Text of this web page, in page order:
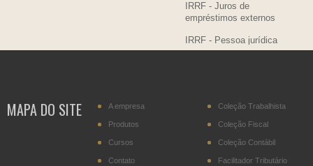
IRRF - Juros de
empréstimos externos
IRRF - Pessoa jurídica
residente no País,
IPI - Cigarros (posição
2402.20)
DITR - Declaração do
Imposto sobre a
MAPA DO SITE A empresa
Produtos
Cursos
Contato
Coleção Trabalhista
Coleção Fiscal
Coleção Contábil
Facilitador Tributário